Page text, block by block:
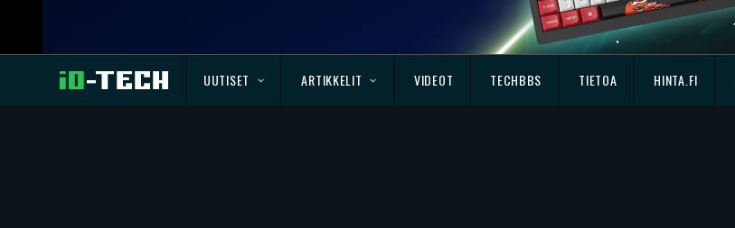
UUTISET ARTIKKELIT VIDEOT TECHBBS TIETOA HINTA.FI